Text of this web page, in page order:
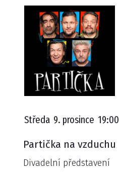
Středa 9. prosince 19:00
Partička na vzduchu
Divadelní představení